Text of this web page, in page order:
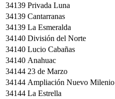
34139 Privada Luna
34139 Cantarranas
34139 La Esmeralda
34140 División del Norte
34140 Lucio Cabañas
34140 Anahuac
34144 23 de Marzo
34144 Ampliación Nuevo Milenio
34144 La Estrella